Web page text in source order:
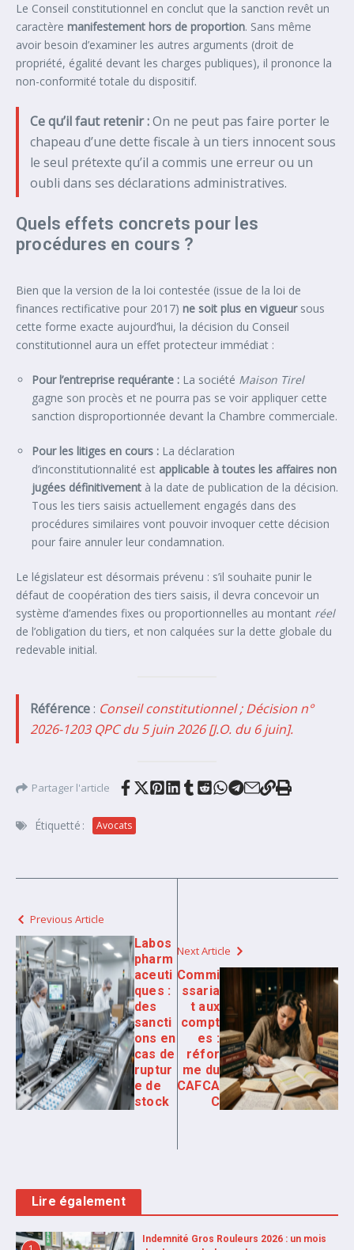
Le Conseil constitutionnel en conclut que la sanction revêt un
caractère manifestement hors de proportion. Sans même
avoir besoin d’examiner les autres arguments (droit de
propriété, égalité devant les charges publiques), il prononce la
non-conformité totale du dispositif.
Ce qu’il faut retenir :On ne peut pas faire porter le
chapeau d’une dette fiscale à un tiers innocent sous
le seul prétexte qu’il a commis une erreur ou un
oubli dans ses déclarations administratives.
Quels effets concrets pour les
procédures en cours ?
Bien que la version de la loi contestée (issue de la loi de
finances rectificative pour 2017) ne soit plus en vigueursous
cette forme exacte aujourd’hui, la décision du Conseil
constitutionnel aura un effet protecteur immédiat :
Pour l’entreprise requérante : La société Maison Tirel
gagne son procès et ne pourra pas se voir appliquer cette
sanction disproportionnée devant la Chambre commerciale.
Pour les litiges en cours : La déclaration
d’inconstitutionnalité est applicable à toutes les affaires non
jugées définitivement à la date de publication de la décision.
Tous les tiers saisis actuellement engagés dans des
procédures similaires vont pouvoir invoquer cette décision
pour faire annuler leur condamnation.
Le législateur est désormais prévenu : s’il souhaite punir le
défaut de coopération des tiers saisis, il devra concevoir un
système d’amendes fixes ou proportionnelles au montant réel
de l’obligation du tiers, et non calquées sur la dette globale du
redevable initial.
Référence: Conseil constitutionnel ; Décision n°
2026-1203 QPC du 5 juin 2026 [J.O. du 6 juin].
Partager l'article
Étiquetté : Avocats
Previous Article
Labos
pharm
aceuti
ques :
des
sancti
ons en
cas de
ruptur
e de
stock
Next Article
Commi
ssaria
t aux
compt
es :
réfor
me du
CAFCA
C
Lire également
Indemnité Gros Rouleurs 2026 : un mois